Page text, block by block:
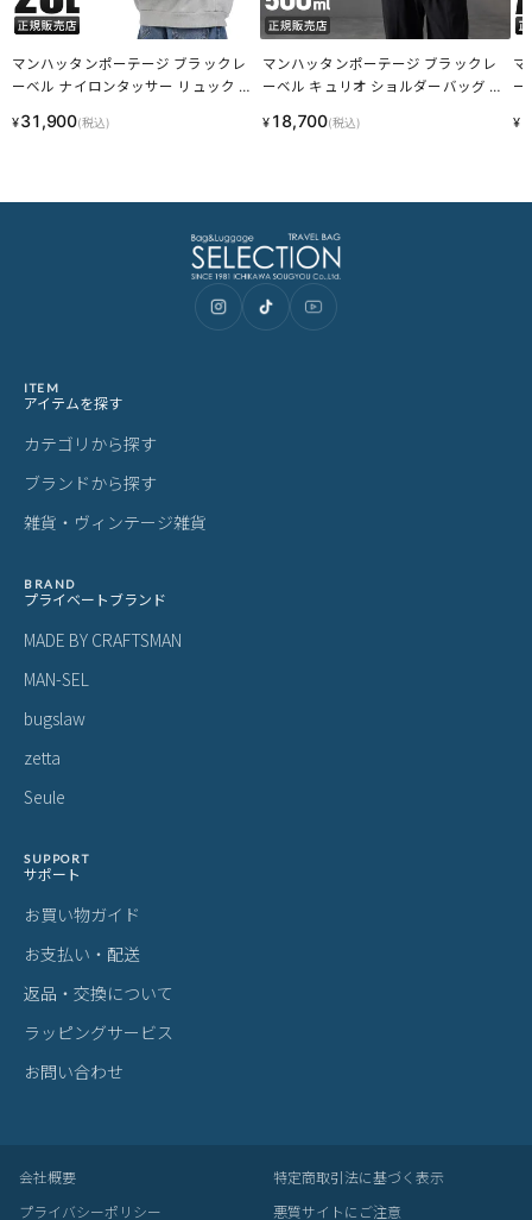
マンハッタンポーテージ ブラックレ
ーベル ナイロンタッサー リュック 28
L NYLON TUSSAH MP1277LTSCBL LI
¥31,900(税込)
マンハッタンポーテージ ブラックレ
ーベル キュリオ ショルダーバッグ M
O MP1488-2CROBL LINECPN
¥ 18,700(税込)
マ
ー
K
¥
ITEM
アイテムを探す
カテゴリから探す
ブランドから探す
雑貨・ヴィンテージ雑貨
BRAND
プライベートブランド
MADE BY CRAFTSMAN
MAN-SEL
bugslaw
zetta
Seule
SUPPORT
サポート
お買い物ガイド
お支払い・配送
返品・交換について
ラッピングサービス
お問い合わせ
会社概要
特定商取引法に基づく表示
プライバシーポリシー
悪質サイトにご注意